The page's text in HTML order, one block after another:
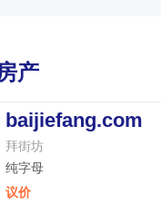
产
baijiefang.com
拜街坊
纯字母
议价